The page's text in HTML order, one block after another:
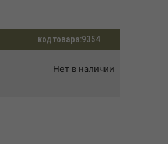
код товара:9354
Нет в наличии